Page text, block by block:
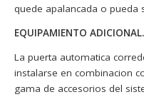
quede apalancada o pueda
EQUIPAMIENTO ADICIONAL.
La puerta automatica
instalarse en combinacion
gama de accesorios del